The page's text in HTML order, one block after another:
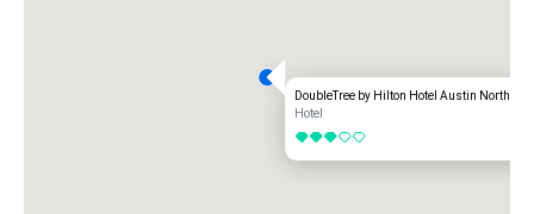
DoubleTree by Hilton Hotel Austin
Hotel
3 von 5